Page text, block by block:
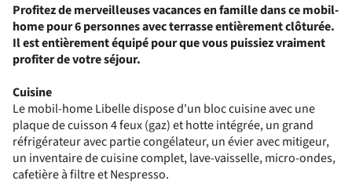
Profitez de merveilleuses vacances en famille dans ce mobil-
home pour 6 personnes avec terrasse entièrement clôturée.
Il est entièrement équipé pour que vous puissiez vraiment
profiter de votre séjour.
Cuisine
Le mobil-home Libelle dispose d'un bloc cuisine avec une
plaque de cuisson 4 feux (gaz) et hotte intégrée, un grand
réfrigérateur avec partie congélateur, un évier avec mitigeur,
un inventaire de cuisine complet, lave-vaisselle, micro-ondes,
cafetière à filtre et Nespresso.